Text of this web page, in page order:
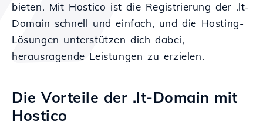
bieten. Mit Hostico ist die Registrierung der .lt-
Domain schnell und einfach, und die Hosting-
Lösungen unterstützen dich dabei,
herausragende Leistungen zu erzielen.
Die Vorteile der .lt-Domain mit
Hostico